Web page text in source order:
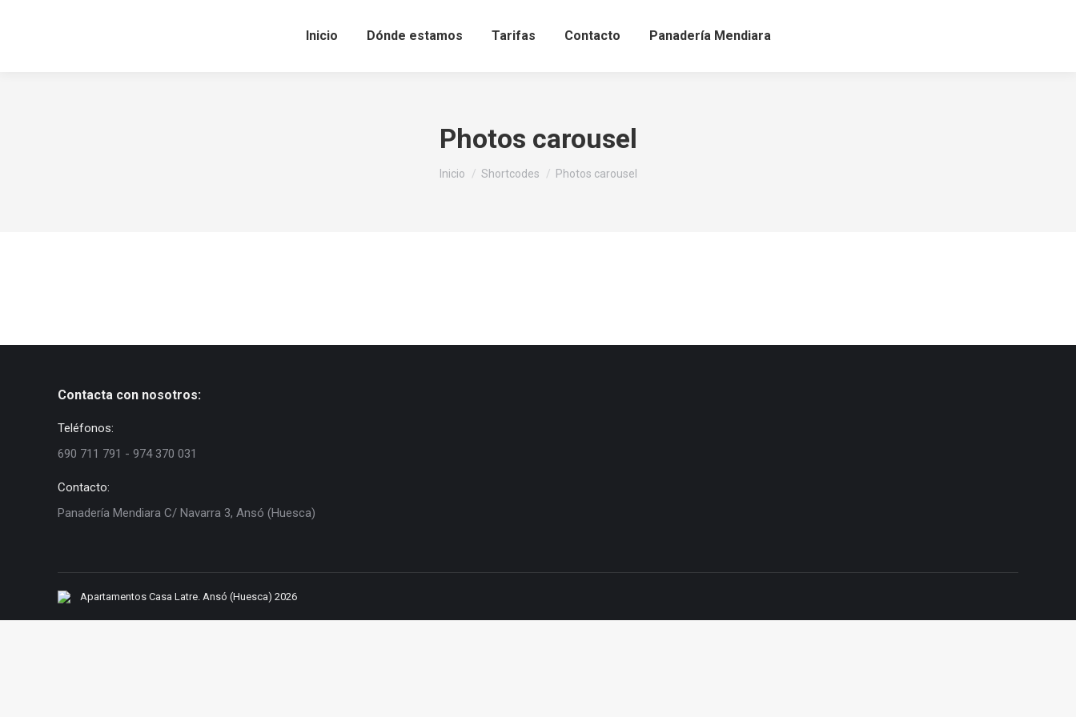
Inicio Dónde estamos Tarifas Contacto Panadería Mendiara
Photos carousel
Estás aquí:
Inicio Shortcodes Photos carousel
Contacta con nosotros:
Teléfonos:
690 711 791 - 974 370 031
Contacto:
Panadería Mendiara C/ Navarra 3, Ansó (Huesca)
Apartamentos Casa Latre. Ansó (Huesca) 2026